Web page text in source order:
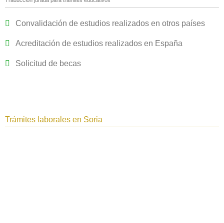
Convalidación de estudios realizados en otros países
Acreditación de estudios realizados en España
Solicitud de becas
Trámites laborales en Soria‎